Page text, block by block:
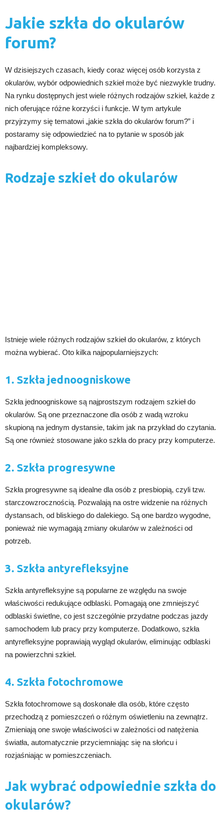
Jakie szkła do okularów
forum?
W dzisiejszych czasach, kiedy coraz więcej osób korzysta z
okularów, wybór odpowiednich szkieł może być niezwykle trudny.
Na rynku dostępnych jest wiele różnych rodzajów szkieł, każde z
nich oferujące różne korzyści i funkcje. W tym artykule
przyjrzymy się tematowi „jakie szkła do okularów forum?” i
postaramy się odpowiedzieć na to pytanie w sposób jak
najbardziej kompleksowy.
Rodzaje szkieł do okularów
Istnieje wiele różnych rodzajów szkieł do okularów, z których
można wybierać. Oto kilka najpopularniejszych:
1. Szkła jednoogniskowe
Szkła jednoogniskowe są najprostszym rodzajem szkieł do
okularów. Są one przeznaczone dla osób z wadą wzroku
skupioną na jednym dystansie, takim jak na przykład do czytania.
Są one również stosowane jako szkła do pracy przy komputerze.
2. Szkła progresywne
Szkła progresywne są idealne dla osób z presbiopią, czyli tzw.
starczowzrocznością. Pozwalają na ostre widzenie na różnych
dystansach, od bliskiego do dalekiego. Są one bardzo wygodne,
ponieważ nie wymagają zmiany okularów w zależności od
potrzeb.
3. Szkła antyrefleksyjne
Szkła antyrefleksyjne są popularne ze względu na swoje
właściwości redukujące odblaski. Pomagają one zmniejszyć
odblaski świetlne, co jest szczególnie przydatne podczas jazdy
samochodem lub pracy przy komputerze. Dodatkowo, szkła
antyrefleksyjne poprawiają wygląd okularów, eliminując odblaski
na powierzchni szkieł.
4. Szkła fotochromowe
Szkła fotochromowe są doskonałe dla osób, które często
przechodzą z pomieszczeń o różnym oświetleniu na zewnątrz.
Zmieniają one swoje właściwości w zależności od natężenia
światła, automatycznie przyciemniając się na słońcu i
rozjaśniając w pomieszczeniach.
Jak wybrać odpowiednie szkła do
okularów?